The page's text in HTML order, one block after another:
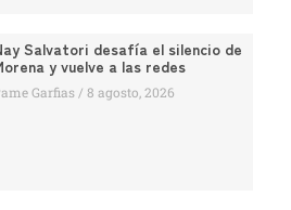
Salvatori desafía el silencio de
y vuelve a las redes
Garfias 8 agosto, 2026